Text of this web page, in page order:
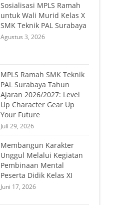
Sosialisasi MPLS Ramah
untuk Wali Murid Kelas X
SMK Teknik PAL Surabaya
Agustus 3, 2026
MPLS Ramah SMK Teknik
PAL Surabaya Tahun
Ajaran 2026/2027: Level
Up Character Gear Up
Your Future
Juli 29, 2026
Membangun Karakter
Unggul Melalui Kegiatan
Pembinaan Mental
Peserta Didik Kelas XI
Juni 17, 2026